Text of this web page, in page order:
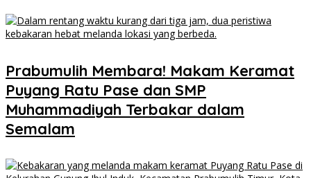
Prabumulih Membara! Makam Keramat
Puyang Ratu Pase dan SMP
Muhammadiyah Terbakar dalam
Semalam